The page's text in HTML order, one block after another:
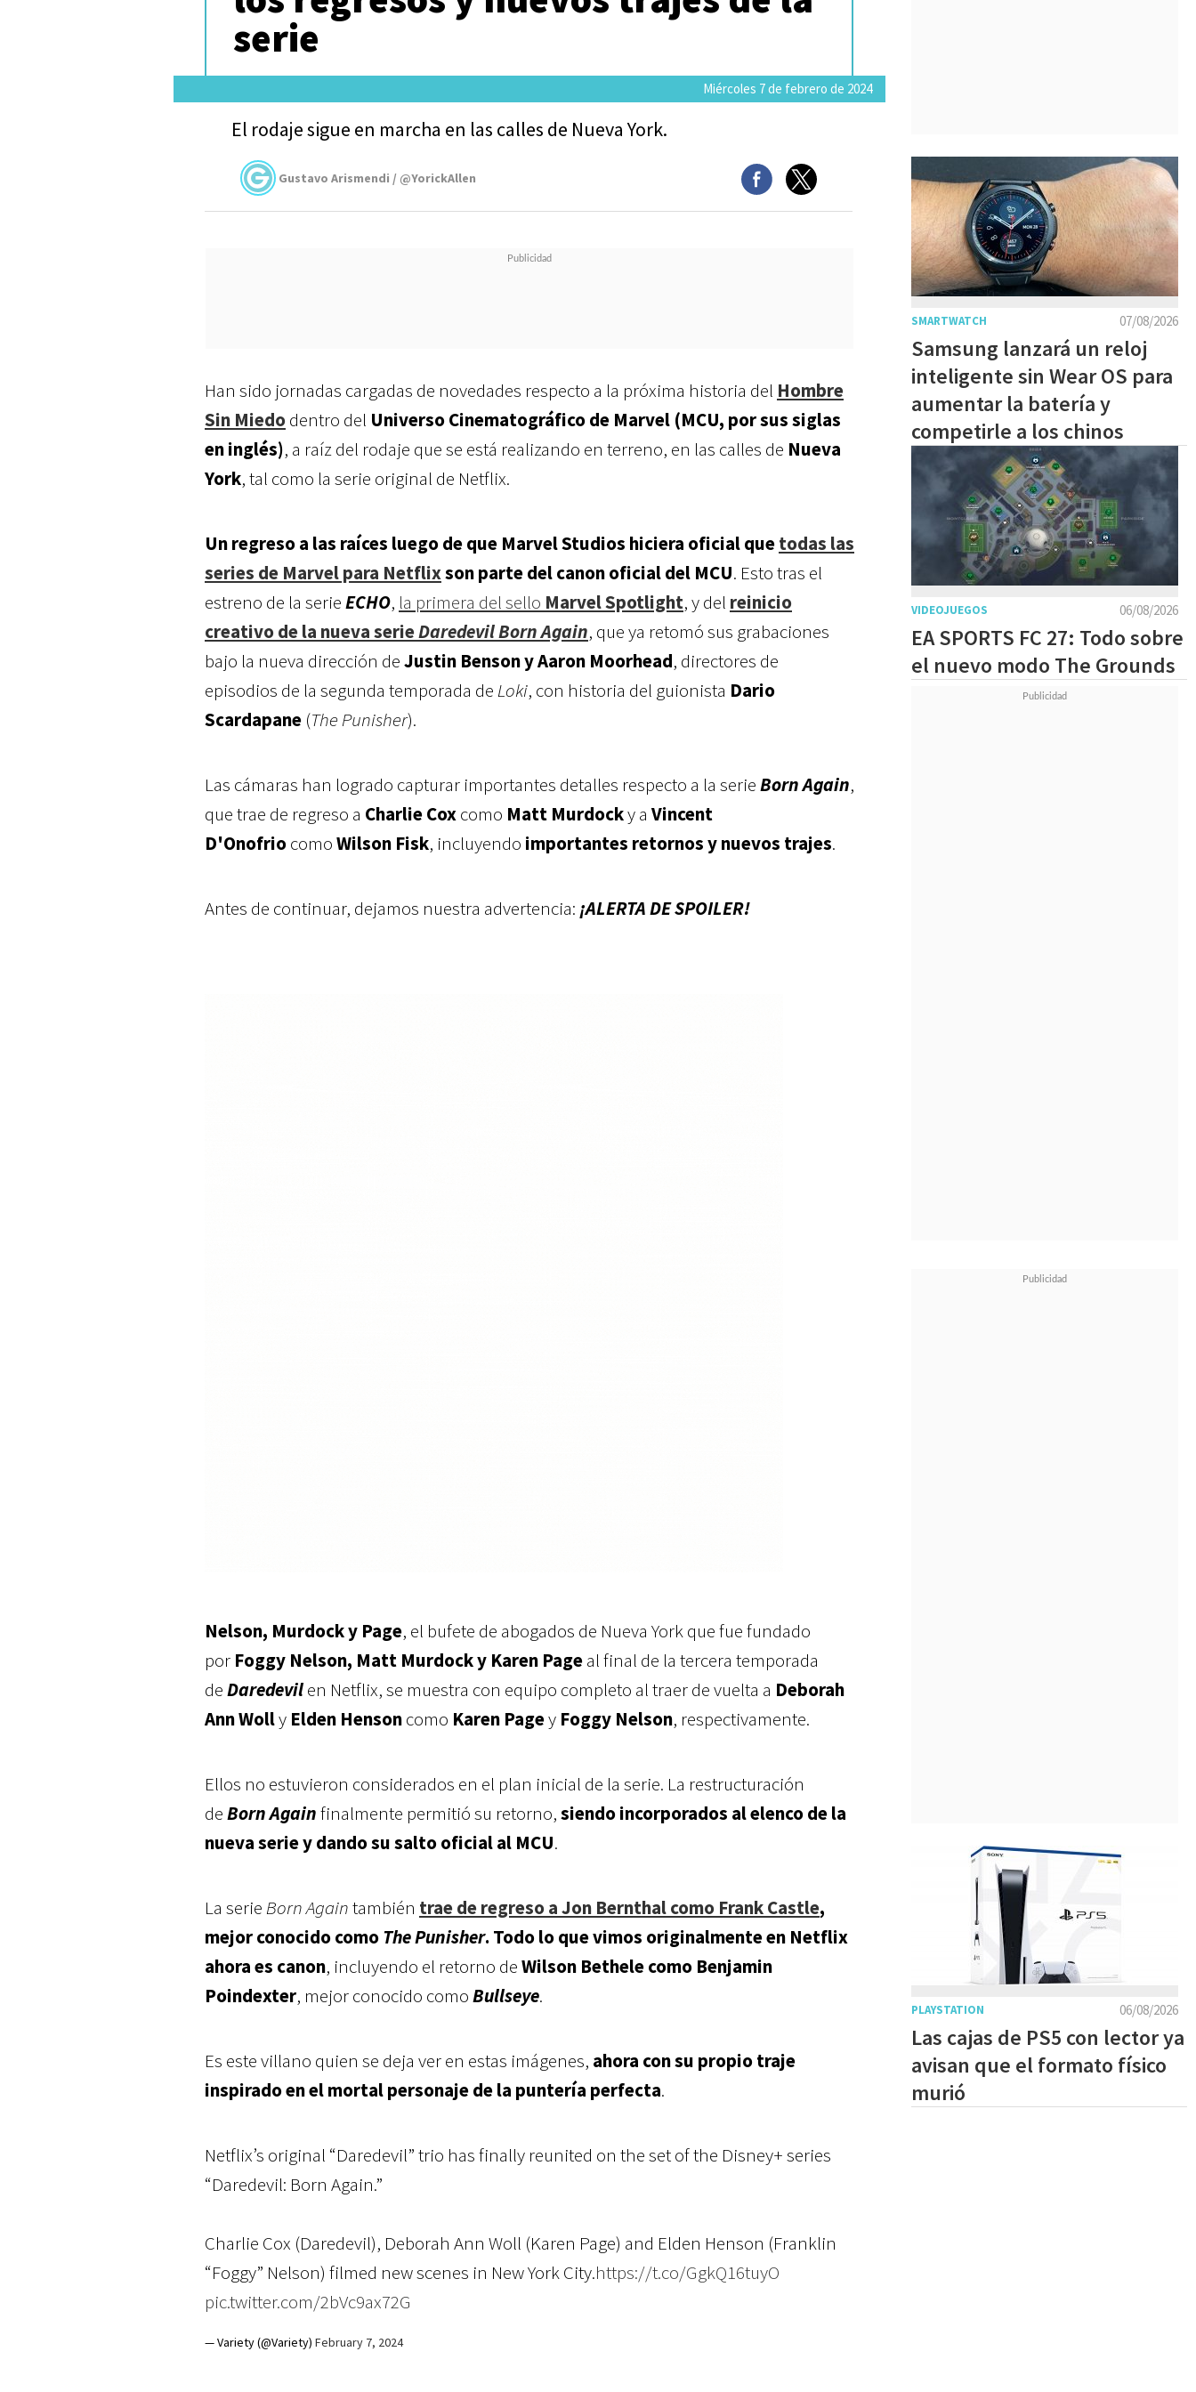
serie
Miércoles 7 de febrero de 2024
El rodaje sigue en marcha en las calles de Nueva York.
Gustavo Arismendi / @YorickAllen
Han sido jornadas cargadas de novedades respecto a la próxima historia del Hombre
Sin Miedodentro del Universo Cinematográfico de Marvel (MCU, por sus siglas
en inglés), a raíz del rodaje que se está realizando en terreno, en las calles de Nueva
York, tal como la serie original de Netflix.
Un regreso a las raíces luego de que Marvel Studios hiciera oficial quetodas las
series de Marvel para Netflixson parte del canon oficial del MCU. Esto tras el
estreno de la serieECHO, la primera del sello Marvel Spotlight, y del reinicio
creativo de la nueva serieDaredevil Born Again, que ya retomó sus grabaciones
bajo la nueva dirección deJustin Benson y Aaron Moorhead, directores de
episodios de la segunda temporada de Loki, con historia del guionista Dario
Scardapane (The Punisher).
Las cámaras han logrado capturar importantes detalles respecto a la serieBorn Again,
que trae de regreso a Charlie Coxcomo Matt Murdocky a Vincent
D'OnofriocomoWilson Fisk, incluyendo importantes retornos y nuevos trajes.
Antes de continuar, dejamos nuestra advertencia: ¡ALERTA DE SPOILER!
Nelson, Murdock y Page, el bufete de abogados de Nueva York que fue fundado
por Foggy Nelson, Matt Murdock y Karen Pageal final de la tercera temporada
deDaredevilen Netflix, se muestra con equipo completo al traer de vuelta a Deborah
Ann Wolly Elden Hensoncomo Karen Pagey Foggy Nelson, respectivamente.
Ellos no estuvieron considerados en el plan inicial de la serie. La restructuración
deBorn Againfinalmente permitió su retorno,siendo incorporados al elenco de la
nueva serie y dando su salto oficial al MCU.
La serie Born Againtambién trae de regreso a Jon Bernthal como Frank Castle,
mejor conocido como The Punisher. Todo lo que vimos originalmente en Netflix
ahora es canon, incluyendo el retorno deWilson Bethelecomo Benjamin
Poindexter, mejor conocido comoBullseye.
Es este villano quien se deja ver en estas imágenes, ahora con su propio traje
inspirado en el mortal personaje de la puntería perfecta.
Netflix’s original “Daredevil” trio has finally reunited on the set of the Disney+ series
“Daredevil: Born Again.”
Charlie Cox (Daredevil), Deborah Ann Woll (Karen Page) and Elden Henson (Franklin
“Foggy” Nelson) filmed new scenes in New York City.https://t.co/GgkQ16tuyO
pic.twitter.com/2bVc9ax72G
— Variety (@Variety) February 7, 2024
07/08/2026
SMARTWATCH
Samsung lanzará un reloj
inteligente sin Wear OS para
aumentar la batería y
competirle a los chinos
06/08/2026
VIDEOJUEGOS
EA SPORTS FC 27: Todo sobre
el nuevo modo The Grounds
06/08/2026
PLAYSTATION
Las cajas de PS5 con lector ya
avisan que el formato físico
murió